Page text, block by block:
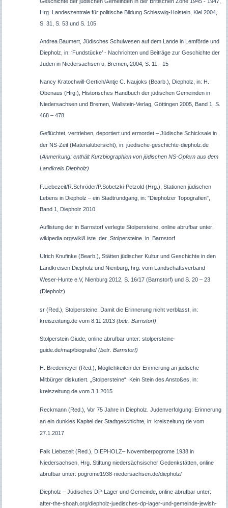
Hrg. Landeszentrale für politische Bildung Schleswig-Holstein, Kiel 2004,
S. 31, S. 53 und S. 105
Andrea Baumert, Jüdisches Schulwesen auf dem Lande in Lemförde und
Diepholz, in: ‘Fundstücke’ - Nachrichten und Beiträge zur Geschichte der
Juden in Niedersachsen u. Bremen, 2004, S. 11 - 15
Nancy Kratochwill-Gertich/Antje C. Naujoks (Bearb.), Diepholz, in: H.
Obenaus (Hrg.), Historisches Handbuch der jüdischen Gemeinden in
Niedersachsen und Bremen, Wallstein-Verlag, Göttingen 2005, Band 1, S.
468 – 478
Geflüchtet, vertrieben, deportiert und ermordet – Jüdische Schicksale in
der NS-Zeit (Materialübersicht), in: juedische-geschichte-diepholz.de
(Anmerkung: enthält Kurzbiographien von jüdischen NS-Opfern aus dem
Landkreis Diepholz)
F.Liebezeit/R.Schröder/P.Sobetzki-Petzold (Hrg.), Stationen jüdischen
Lebens in Diepholz – ein Stadtrundgang, in: "Diepholzer Topografien",
Band 1, Diepholz 2010
Auflistung der in Barnstorf verlegte Stolpersteine, online abrufbar unter:
wikipedia.org/wiki/Liste_der_Stolpersteine_in_Barnstorf
Ulrich Knufinke (Bearb.), Stätten jüdischer Kultur und Geschichte in den
Landkreisen Diepholz und Nienburg, hrg. vom
Landschaftsverband
Weser-Hunte e.V, Nienburg 2012, S. 16/17 (Barnstorf) und S. 20 – 23
(Diepholz)
sr (Red.), Stolpersteine. Damit die Erinnerung nicht verblasst, in:
kreiszeitung.de vom 8.11.2013 (betr. Barnstorf)
Stolperstein Giude, online abrufbar unter: stolpersteine-
guide.de/map/biografie/ (betr. Barnstorf)
H. Bredemeyer (Red.), Möglichkeiten der Erinnerung an jüdische
Mitbürger diskutiert. „Stolpersteine“: Kein Stein des Anstoßes, in:
kreiszeitung.de vom 3.1.2015
Reckmann (Red.), Vor 75 Jahre in Diepholz. Judenverfolgung: Erinnerung
an ein dunkles Kapitel der Stadtgeschichte, in: kreiszeitung.de vom
27.1.2017
Falk Liebezeit (Red.), DIEPHOLZ– Novemberpogrome 1938 in
Niedersachsen, Hrg. Stiftung niedersächsischerGedenkstätten, online
abrufbar unter: pogrome1938-niedersachsen.de/diepholz/
Diepholz – Jüdisches DP-Lager und Gemeinde, online abrufbar unter:
after-the-shoah.org/diepholz-juedisches-dp-lager-und-gemeinde-jewish-